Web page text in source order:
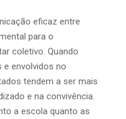
eficaz entre
para o
coletivo. Quando
envolvidos no
tendem a ser mais
e na convivência.
a escola quanto as